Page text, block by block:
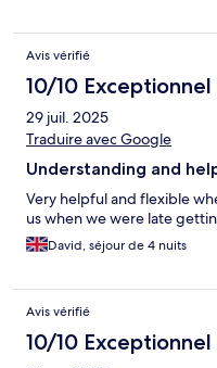
Avis vérifié
10/10 Exceptionnel
29 juil. 2025
Traduire avec Google
Understanding and
Very helpful and flexible
us when we were late
David, séjour de 4 nuits
Avis vérifié
10/10 Exceptionnel